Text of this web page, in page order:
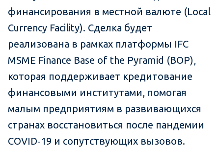
финансирования в местной валюте (Local
Currency Facility). Сделка будет
реализована в рамках платформы IFC
MSME Finance Base of the Pyramid (BOP),
которая поддерживает кредитование
финансовыми институтами, помогая
малым предприятиям в развивающихся
странах восстановиться после пандемии
COVID‑19 и сопутствующих вызовов.